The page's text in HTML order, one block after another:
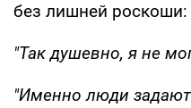
без лишней роскоши:
"Так душевно, я не
"Именно люди